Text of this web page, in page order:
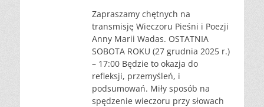
Zapraszamy chętnych na
transmisję Wieczoru Pieśni i Poezji
Anny Marii Wadas. OSTATNIA
SOBOTA ROKU (27 grudnia 2025 r.)
– 17:00 Będzie to okazja do
refleksji, przemyśleń, i
podsumowań. Miły sposób na
spędzenie wieczoru przy słowach